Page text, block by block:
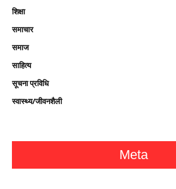
शिक्षा
समाचार
समाज
साहित्य
सूचना प्रविधि
स्वास्थ्य/जीवनशैली
Meta